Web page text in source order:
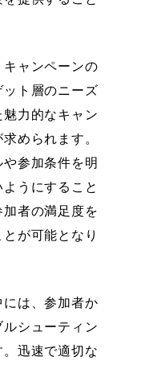
キャンペーンの
ト層のニーズ
力的なキャン
められます。
参加条件を明
うにすること
者の満足度を
が可能となり
には、参加者か
シューティン
迅速で適切な